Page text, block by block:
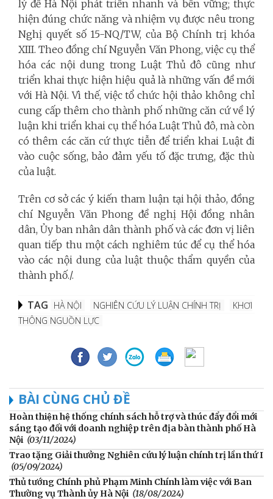
lý để Hà Nội phát triển nhanh và bền vững; thực
hiện đúng chức năng và nhiệm vụ được nêu trong
Nghị quyết số 15-NQ/TW, của Bộ Chính trị khóa
XIII.Theo đồng chí Nguyễn Văn Phong, việc cụ thể
hóa các nội dung trong Luật Thủ đô cũng như
triển khai thực hiện hiệu quả là những vấn đề mới
với Hà Nội. Vì thế, việc tổ chức hội thảo không chỉ
cung cấp thêm cho thành phố những căn cứ về lý
luận khi triển khai cụ thể hóa Luật Thủ đô, mà còn
có thêm các căn cứ thực tiễn để triển khai Luật đi
vào cuộc sống, bảo đảm yếu tố đặc trưng, đặc thù
của luật.
Trên cơ sở các ý kiến tham luận tại hội thảo, đồng
chí Nguyễn Văn Phong đề nghị Hội đồng nhân
dân, Ủy ban nhân dân thành phố và các đơn vị liên
quan tiếp thu một cách nghiêm túc để cụ thể hóa
vào các nội dung của luật thuộc thẩm quyền của
thành phố./.
TAG HÀ NỘI NGHIÊN CỨU LÝ LUẬN CHÍNH TRỊ
KHƠI
THÔNG NGUỒN LỰC
BÀI CÙNG CHỦ ĐỀ
Hoàn thiện hệ thống chính sách hỗ trợ và thúc đẩy đổi mới
sáng tạo đối với doanh nghiệp trên địa bàn thành phố Hà
Nội (03/11/2024)
Trao tặng Giải thưởng Nghiên cứu lý luận chính trị lần thứ I
(05/09/2024)
Thủ tướng Chính phủ Phạm Minh Chính làm việc với Ban
Thường vụ Thành ủy Hà Nội (18/08/2024)